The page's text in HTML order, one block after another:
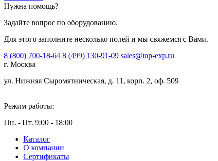
Нужна помощь?
Задайте вопрос по оборудованию.
Для этого заполните несколько полей и мы свяжемся с Вами.
8 (800) 700-18-64 8 (499) 130-91-09 sales@top-exp.ru
г. Москва
ул. Нижняя Сыромятническая, д. 11, корп. 2, оф. 509
Режим работы:
Пн. - Пт. 9:00 - 18:00
Каталог
О компании
Сертификаты